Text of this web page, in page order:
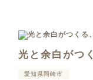
光と余白がつ
愛知県岡崎市